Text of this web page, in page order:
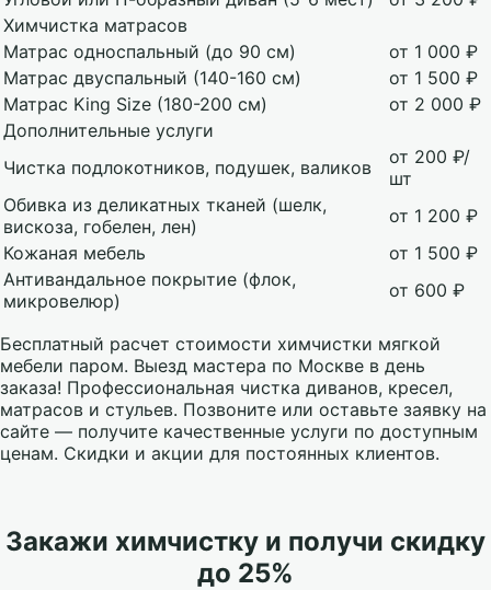
Химчистка матрасов
Матрас односпальный (до 90 см)
от 1 000 ₽
Матрас двуспальный (140-160 см)
от 1 500 ₽
Матрас King Size (180-200 см)
от 2 000 ₽
Дополнительные услуги
Чистка подлокотников, подушек, валиков
от 200 ₽/
шт
Обивка из деликатных тканей (шелк,
вискоза, гобелен, лен)
от 1 200 ₽
Кожаная мебель
от 1 500 ₽
Антивандальное покрытие (флок,
микровелюр)
от 600 ₽
Бесплатный расчет стоимости химчистки мягкой
мебели паром. Выезд мастера по Москве в день
заказа! Профессиональная чистка диванов, кресел,
матрасов и стульев. Позвоните или оставьте заявку на
сайте — получите качественные услуги по доступным
ценам. Скидки и акции для постоянных клиентов.
Закажи химчистку и получи скидку
до 25%